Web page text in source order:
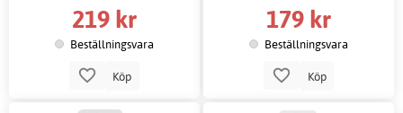
219 kr
Beställningsvara
Köp
179 kr
Beställningsvara
Köp